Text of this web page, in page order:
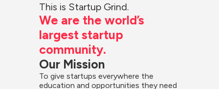
This is Startup Grind.
We are the world’s
largest startup
community.
Our Mission
To give startups everywhere the
education and opportunities they need